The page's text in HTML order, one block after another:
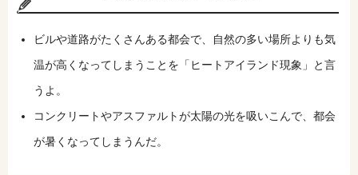
ビルや道路がたくさんある都会で、自然の多い場所よりも気
温が高くなってしまうことを「ヒートアイランド現象」と言
うよ。
コンクリートやアスファルトが太陽の光を吸いこんで、都会
が暑くなってしまうんだ。